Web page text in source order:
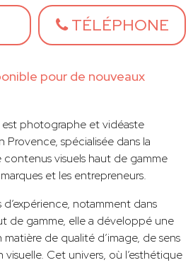
TÉLÉPHONE
pour de nouveaux
est photographe et vidéaste
Provence, spécialisée dans la
contenus visuels haut de gamme
et les entrepreneurs.
notamment dans
de gamme, elle a développé une
de qualité d’image, de sens
Cet univers, où l’esthétique